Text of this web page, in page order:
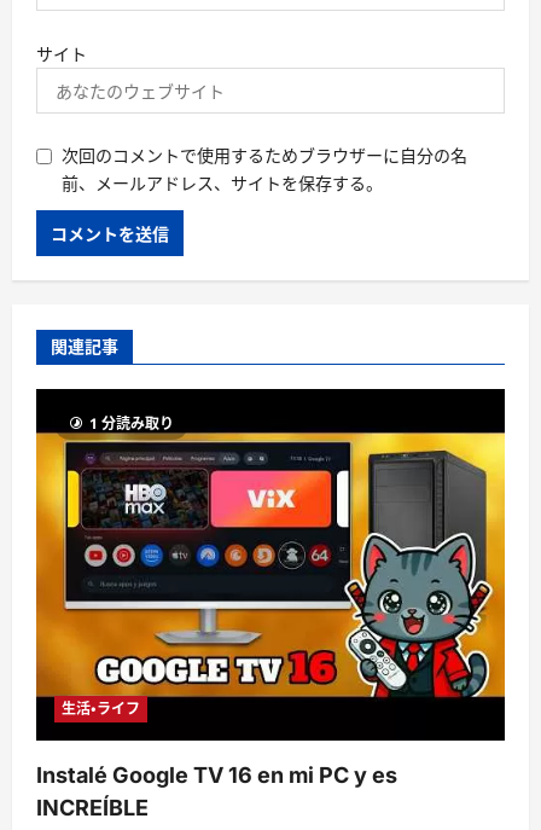
サイト
次回のコメントで使用するためブラウザーに自分の名
前、メールアドレス、サイトを保存する。
関連記事
1 分読み取り
生活・ライフ
Instalé Google TV 16 en mi PC y es
INCREÍBLE